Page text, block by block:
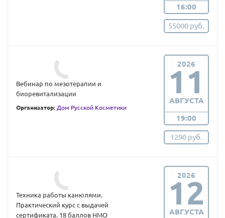
16:00
55000 руб.
Вебинар по мезотерапии и
биоревитализации
Организатор: Дом Русской Косметики
2026
11
АВГУСТА
19:00
1290 руб.
Техника работы канюлями.
Практический курс с выдачей
сертификата. 18 баллов НМО
2026
12
АВГУСТА